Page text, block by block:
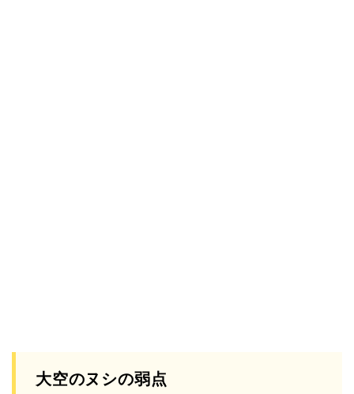
大空のヌシの弱点